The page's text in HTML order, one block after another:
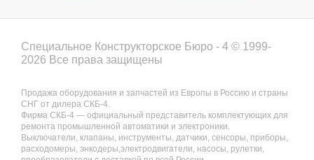
Специальное Конструкторское Бюро - 4 © 1999-
2026 Все права защищены
Продажа оборудования и запчастей из Европы в Россию и страны
СНГ от дилера СКБ-4.
Фирма СКБ-4 — официальный представитель комплектующих для
ремонта промышленной автоматики и электроники.
Выключатели, клапаны, инструменты, датчики, сенсоры, приборы,
расходомеры, энкодеры,электродвигатели, насосы, рулетки,